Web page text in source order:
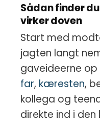
Sådan finder
virker doven
Start med
jagten langt
gaveideerne
far, kæresten,
kollega og
direkte ind i